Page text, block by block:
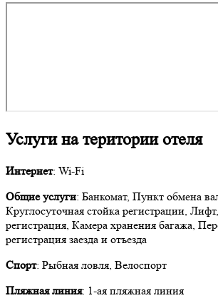
Услуги на територии отеля
Интернет: Wi-Fi
Общие услуги: Банкомат, Пункт обмена
Круглосуточная стойка регистрации,
регистрация, Камера хранения багажа,
регистрация заезда и отъезда
Спорт: Рыбная ловля, Велоспорт
Пляжная линия: 1-ая пляжная линия